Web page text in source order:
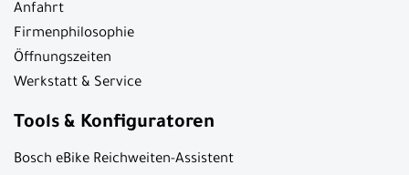
Anfahrt
Firmenphilosophie
Öffnungszeiten
Werkstatt & Service
Tools & Konfiguratoren
Bosch eBike Reichweiten-Assistent